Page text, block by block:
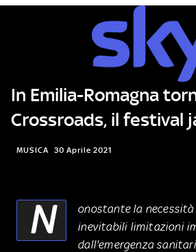
In Emilia-Romagna
Crossroads, il festival
MUSICA 30 Aprile 2021
N
onostante la necessità
inevitabili limitazioni
dall'emergenza